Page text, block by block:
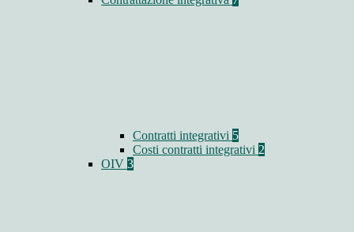
Contratti integrativi 5
Costi contratti integrativi 2
OIV 3